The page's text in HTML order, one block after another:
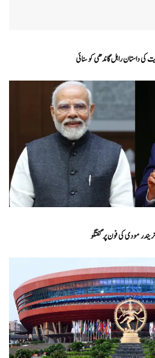
کی داستان راہل گاندھی کو سنائی
مودی کی فون پر گفتگو